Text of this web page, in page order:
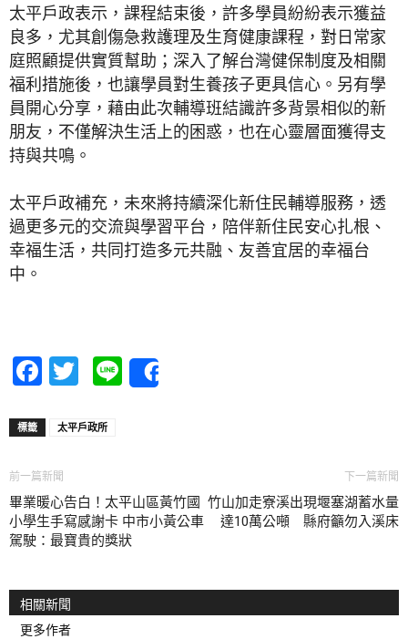
太平戶政表示，課程結束後，許多學員紛紛表示獲益
良多，尤其創傷急救護理及生育健康課程，對日常家
庭照顧提供實質幫助；深入了解台灣健保制度及相關
福利措施後，也讓學員對生養孩子更具信心。另有學
員開心分享，藉由此次輔導班結識許多背景相似的新
朋友，不僅解決生活上的困惑，也在心靈層面獲得支
持與共鳴。
太平戶政補充，未來將持續深化新住民輔導服務，透
過更多元的交流與學習平台，陪伴新住民安心扎根、
幸福生活，共同打造多元共融、友善宜居的幸福台
中。
Facebook
Twitter
Line
標籤 太平戶政所
前一篇新聞
畢業暖心告白！太平山區黃竹國
小學生手寫感謝卡 中市小黃公車
駕駛：最寶貴的獎狀
下一篇新聞
竹山加走寮溪出現堰塞湖蓄水量
達10萬公噸 縣府籲勿入溪床
相關新聞
更多作者